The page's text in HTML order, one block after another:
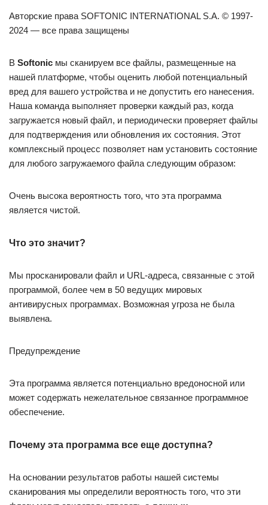
Авторские права SOFTONIC INTERNATIONAL S.A. © 1997-
2024 — все права защищены
В Softonic мы сканируем все файлы, размещенные на
нашей платформе, чтобы оценить любой потенциальный
вред для вашего устройства и не допустить его нанесения.
Наша команда выполняет проверки каждый раз, когда
загружается новый файл, и периодически проверяет файлы
для подтверждения или обновления их состояния. Этот
комплексный процесс позволяет нам установить состояние
для любого загружаемого файла следующим образом:
Очень высока вероятность того, что эта программа
является чистой.
Что это значит?
Мы просканировали файл и URL-адреса, связанные с этой
программой, более чем в 50 ведущих мировых
антивирусных программах. Возможная угроза не была
выявлена.
Предупреждение
Эта программа является потенциально вредоносной или
может содержать нежелательное связанное программное
обеспечение.
Почему эта программа все еще доступна?
На основании результатов работы нашей системы
сканирования мы определили вероятность того, что эти